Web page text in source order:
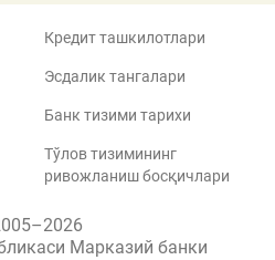
Кредит ташкилотлари
Эсдалик тангалари
Банк тизими тарихи
Тўлов тизимининг
ривожланиш босқичлари
Марказий банки